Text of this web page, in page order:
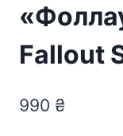
Fallout
990 ₴